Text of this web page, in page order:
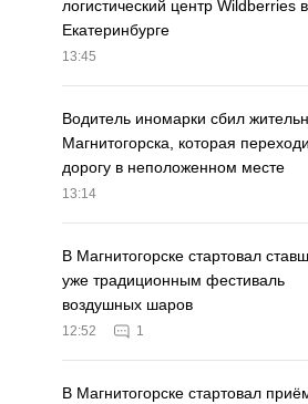
логистический центр Wildberries в
Екатеринбурге
13:45
Водитель иномарки сбил
Магнитогорска, которая
дорогу в неположенном месте
13:14
В Магнитогорске стартовал
уже традиционным фестиваль
воздушных шаров
12:52 1
В Магнитогорске стартовал